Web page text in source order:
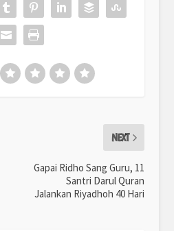
NEXT
Gapai Ridho Sang Guru, 11
Santri Darul Quran
Jalankan Riyadhoh 40 Hari